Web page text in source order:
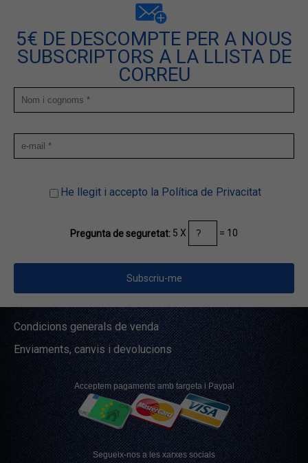
5€ DE DESCOMPTE PER A NOUS
SUBSCRIPTORS A LA LLISTA DE
CORREU
He llegit i accepto la Política de Privacitat
Pregunta de seguretat: 5 X = 10
Condicions generals de venda
Enviaments, canvis i devolucions
Acceptem pagaments amb targeta i Paypal
Segueix-nos a les xarxes socials